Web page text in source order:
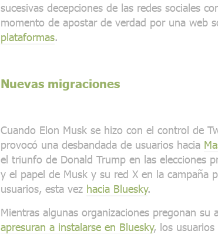
sucesivas decepciones de las redes sociales
momento de apostar de verdad por una web
plataformas.
Nuevas migraciones
Cuando Elon Musk se hizo con el control de
provocó una desbandada de usuarios hacia
el triunfo de Donald Trump en las elecciones
y el papel de Musk y su red X en la campaña
usuarios, esta vez hacia Bluesky.
Mientras algunas organizaciones pregonan su
apresuran a instalarse en Bluesky, los